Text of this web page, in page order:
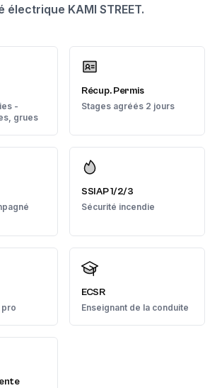
électrique KAMI STREET.
-
grues
Récup. Permis
Stages agréés 2 jours
SSIAP 1/2/3
Sécurité incendie
pro
ECSR
Enseignant de la conduite